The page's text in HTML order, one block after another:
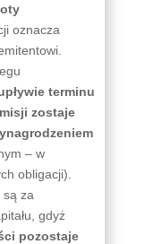
oznacza
terminu
zostaje
– w
obligacji).
są za
gdyż
pozostaje